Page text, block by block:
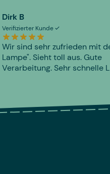
Dirk B
Verifizierter Kunde
Wir sind sehr zufrieden mit
Lampe". Sieht toll aus. Gute
Verarbeitung. Sehr schnelle